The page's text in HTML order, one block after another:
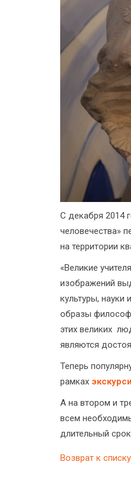
С декабря 2014
человечества»
на территории
«Великие
изображений
культуры,
образы
этих великих
являются
Теперь
рамках
А на втором и
всем
длительный срок.
Возврат к списку